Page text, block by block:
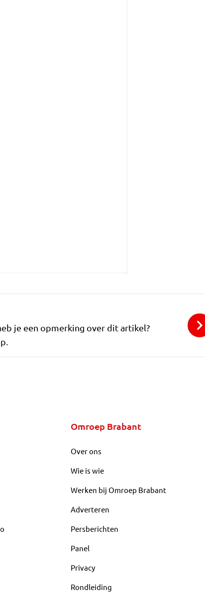
je een opmerking over dit artikel?
Omroep Brabant
Over ons
Wie is wie
Werken bij Omroep Brabant
Adverteren
Persberichten
Panel
Privacy
Rondleiding